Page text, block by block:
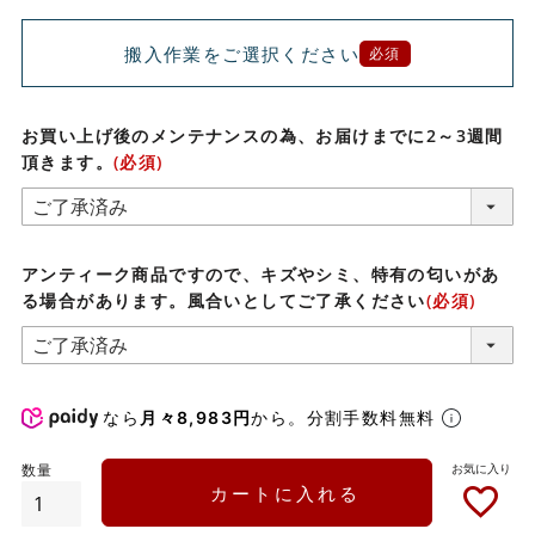
搬入作業をご選択ください 必須
お買い上げ後のメンテナンスの為、お届けまでに2～3週間
頂きます。 (必須)
アンティーク商品ですので、キズやシミ、特有の匂いがあ
る場合があります。風合いとしてご了承ください(必須)
なら 月々8,983円から。分割手数料無料
カートに入れる